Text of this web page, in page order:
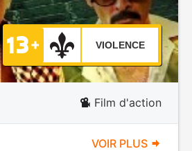
VIOLENCE
Film d'action
VOIR PLUS